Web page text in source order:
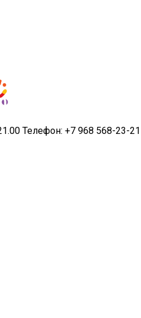
Телефон: +7 968 568-23-21